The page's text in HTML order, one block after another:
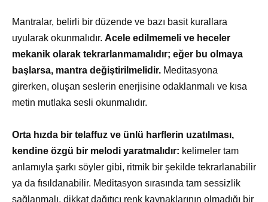
Mantralar, belirli bir düzende ve bazı basit kurallara
uyularak okunmalıdır. Acele edilmemeli ve heceler
mekanik olarak tekrarlanmamalıdır; eğer bu olmaya
başlarsa, mantra değiştirilmelidir. Meditasyona
girerken, oluşan seslerin enerjisine odaklanmalı ve kısa
metin mutlaka sesli okunmalıdır.
Orta hızda bir telaffuz ve ünlü harflerin uzatılması,
kendine özgü bir melodi yaratmalıdır: kelimeler tam
anlamıyla şarkı söyler gibi, ritmik bir şekilde tekrarlanabilir
ya da fısıldanabilir. Meditasyon sırasında tam sessizlik
sağlanmalı, dikkat dağıtıcı renk kaynaklarının olmadığı bir